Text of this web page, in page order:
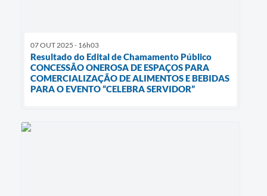
07 OUT 2025 - 16h03
Resultado do Edital de Chamamento Público
CONCESSÃO ONEROSA DE ESPAÇOS PARA
COMERCIALIZAÇÃO DE ALIMENTOS E BEBIDAS
PARA O EVENTO “CELEBRA SERVIDOR”